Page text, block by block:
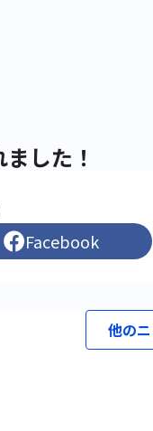
した！
Facebook
他の